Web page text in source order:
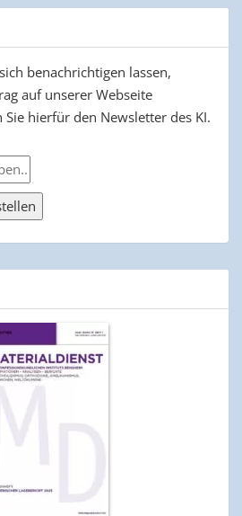
benachrichtigen lassen,
auf unserer Webseite
hierfür den Newsletter des KI.